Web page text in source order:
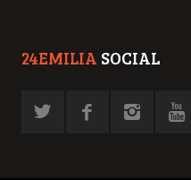
24EMILIA SOCIAL